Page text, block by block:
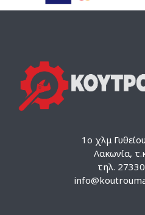
1ο χλμ
Λακωνία,
τηλ.